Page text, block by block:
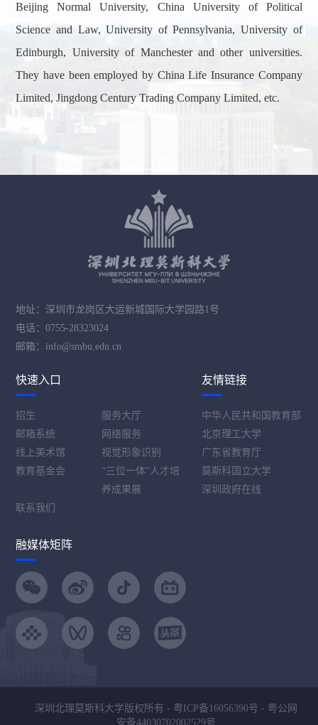
Beijing Normal University, China University of Political
Science and Law, University of Pennsylvania, University of
Edinburgh, University of Manchester and other universities.
They have been employed by China Life Insurance Company
Limited, Jingdong Century Trading Company Limited, etc.
地址：深圳市龙岗区大运新城国际大学园路1号
电话：0755-28323024
邮箱：info@smbu.edu.cn
快速入口
招生
服务大厅
邮箱系统
网络服务
线上美术馆
视觉形象识别
教育基金会
“三位一体”人才培
养成果展
联系我们
友情链接
中华人民共和国教育部
北京理工大学
广东省教育厅
莫斯科国立大学
深圳政府在线
融媒体矩阵
深圳北理莫斯科大学版权所有 - 粤ICP备16056390号 - 粤公网
安备44030702002529号